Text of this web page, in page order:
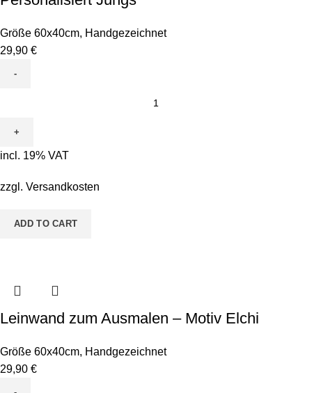
Größe 60x40cm, Handgezeichnet
29,90 €
Ausmalen
-
ABC
Jungs
incl. 19% VAT
zzgl. Versandkosten
ADD TO CART
Leinwand zum Ausmalen – Motiv Elchi
Größe 60x40cm, Handgezeichnet
29,90 €